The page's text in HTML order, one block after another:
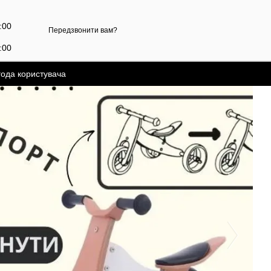
Передзвонити вам?
користувача